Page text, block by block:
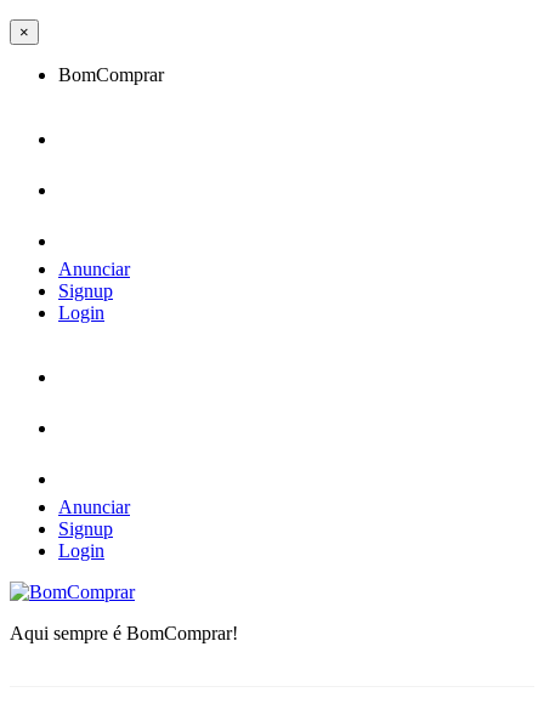
×
BomComprar
Anunciar
Signup
Login
Anunciar
Signup
Login
BomComprar
Aqui sempre é BomComprar!